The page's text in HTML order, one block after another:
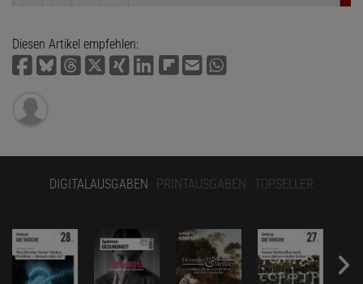
Diesen Artikel empfehlen:
DIGITALAUSGABEN PRINTAUSGABEN TOPSELLER